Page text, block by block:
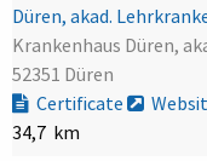
Düren, akad.
Krankenhaus Düren,
52351 Düren
Certificate
34,7 km